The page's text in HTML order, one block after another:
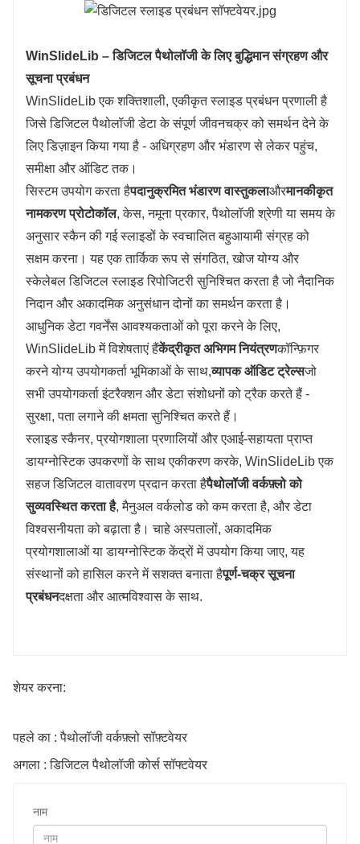
WinSlideLib – डिजिटल पैथोलॉजी के लिए बुद्धिमान संग्रहण और
सूचना प्रबंधन
WinSlideLib एक शक्तिशाली, एकीकृत स्लाइड प्रबंधन प्रणाली है
जिसे डिजिटल पैथोलॉजी डेटा के संपूर्ण जीवनचक्र को समर्थन देने के
लिए डिज़ाइन किया गया है - अधिग्रहण और भंडारण से लेकर पहुंच,
समीक्षा और ऑडिट तक।
सिस्टम उपयोग करता हैपदानुक्रमित भंडारण वास्तुकलाऔरमानकीकृत
नामकरण प्रोटोकॉल, केस, नमूना प्रकार, पैथोलॉजी श्रेणी या समय के
अनुसार स्कैन की गई स्लाइडों के स्वचालित बहुआयामी संग्रह को
सक्षम करना। यह एक तार्किक रूप से संगठित, खोज योग्य और
स्केलेबल डिजिटल स्लाइड रिपोजिटरी सुनिश्चित करता है जो नैदानिक
​​निदान और अकादमिक अनुसंधान दोनों का समर्थन करता है।
आधुनिक डेटा गवर्नेंस आवश्यकताओं को पूरा करने के लिए,
WinSlideLib में विशेषताएं हैंकेंद्रीकृत अभिगम नियंत्रणकॉन्फ़िगर
करने योग्य उपयोगकर्ता भूमिकाओं के साथ,व्यापक ऑडिट ट्रेल्सजो
सभी उपयोगकर्ता इंटरैक्शन और डेटा संशोधनों को ट्रैक करते हैं -
सुरक्षा, पता लगाने की क्षमता सुनिश्चित करते हैं।
स्लाइड स्कैनर, प्रयोगशाला प्रणालियों और एआई-सहायता प्राप्त
डायग्नोस्टिक उपकरणों के साथ एकीकरण करके, WinSlideLib एक
सहज डिजिटल वातावरण प्रदान करता हैपैथोलॉजी वर्कफ़्लो को
सुव्यवस्थित करता है, मैनुअल वर्कलोड को कम करता है, और डेटा
विश्वसनीयता को बढ़ाता है। चाहे अस्पतालों, अकादमिक
प्रयोगशालाओं या डायग्नोस्टिक केंद्रों में उपयोग किया जाए, यह
संस्थानों को हासिल करने में सशक्त बनाता हैपूर्ण-चक्र सूचना
प्रबंधनदक्षता और आत्मविश्वास के साथ.
शेयर करना:
पहले का : पैथोलॉजी वर्कफ़्लो सॉफ़्टवेयर
अगला : डिजिटल पैथोलॉजी कोर्स सॉफ्टवेयर
नाम